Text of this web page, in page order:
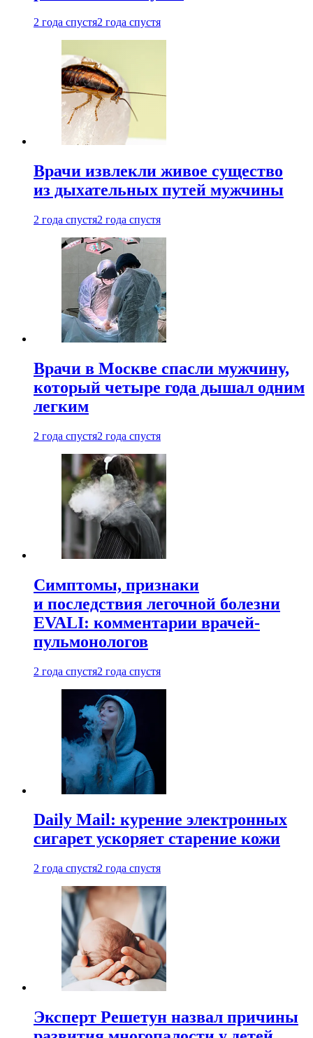
2 года спустя2 года спустя
Врачи извлекли живое существо
из дыхательных путей мужчины
2 года спустя2 года спустя
Врачи в Москве спасли мужчину,
который четыре года дышал одним
легким
2 года спустя2 года спустя
Симптомы, признаки
и последствия легочной болезни
EVALI: комментарии врачей-
пульмонологов
2 года спустя2 года спустя
Daily Mail: курение электронных
сигарет ускоряет старение кожи
2 года спустя2 года спустя
Эксперт Решетун назвал причины